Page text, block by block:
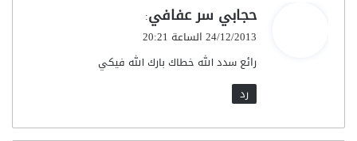
ي
ق
ل
حجابي سر عفافي:
24/12/2013 الساعة 20:21
رائع سدد الله خطاك بارك الله فيكي
رد